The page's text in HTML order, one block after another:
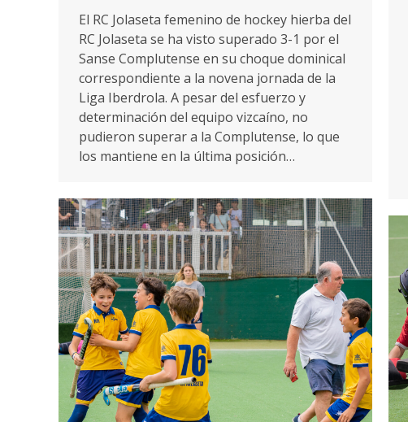
El RC Jolaseta femenino de hockey hierba del
RC Jolaseta se ha visto superado 3-1 por el
Sanse Complutense en su choque dominical
correspondiente a la novena jornada de la
Liga Iberdrola. A pesar del esfuerzo y
determinación del equipo vizcaíno, no
pudieron superar a la Complutense, lo que
los mantiene en la última posición…